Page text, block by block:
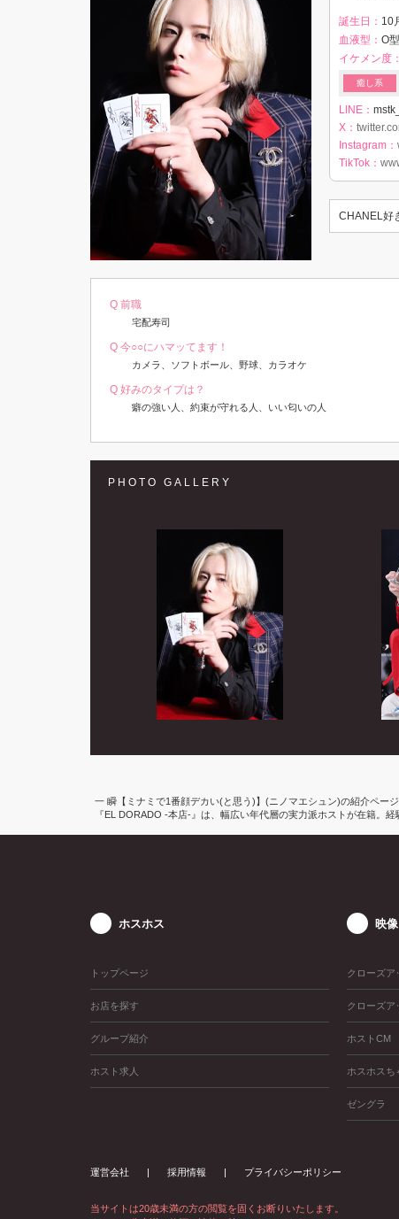
誕生日： 10
血液型： O
イケメン度：
癒し系
LINE：
X：
Instagram：
TikTok：
CHANEL好
Q 前職
宅配寿司
Q 今○○にハマッてます！
カメラ、ソフトボール、野球、カラオケ
Q 好みのタイプは？
癖の強い人、約束が守れる人、いい匂いの人
PHOTO GALLERY
一 瞬【ミナミで1番顔デカい(と思う)】(ニノマエシュン)の紹介ペー
『EL DORADO -本店-』は、幅広い年代層の実力派ホストが在籍。
ホスホス
トップページ
お店を探す
グループ紹介
ホスト求人
映
クローズア
クローズア
ホストCM
ホスホスち
ゼングラ
運営会社 採用情報 プライバシーポリシー
当サイトは20歳未満の方の閲覧を固くお断りいたします。